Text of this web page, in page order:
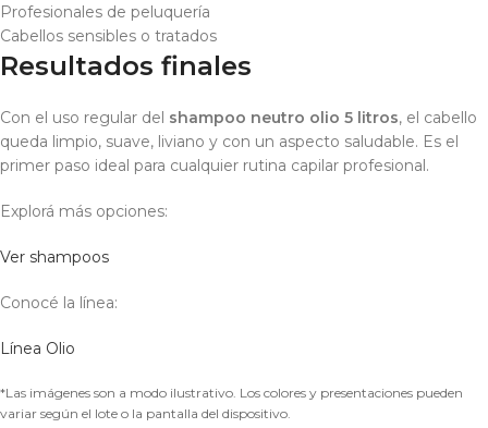
Profesionales de peluquería
Cabellos sensibles o tratados
Resultados finales
Con el uso regular del shampoo neutro olio 5 litros, el cabello
queda limpio, suave, liviano y con un aspecto saludable. Es el
primer paso ideal para cualquier rutina capilar profesional.
Explorá más opciones:
Ver shampoos
Conocé la línea:
Línea Olio
*Las imágenes son a modo ilustrativo. Los colores y presentaciones pueden
variar según el lote o la pantalla del dispositivo.